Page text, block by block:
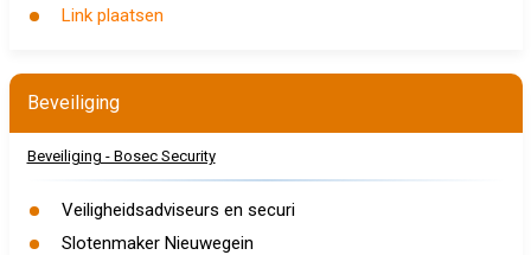
Link plaatsen
Beveiliging
Beveiliging - Bosec Security
Veiligheidsadviseurs en securi
Slotenmaker Nieuwegein